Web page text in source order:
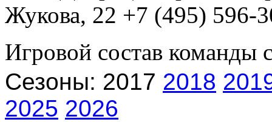
Жукова, 22 +7 (495) 596-
Игровой состав команды
Сезоны: 2017 2018
2025 2026